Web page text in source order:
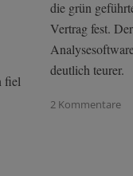
fiel
die grün
Vertrag fest.
deutlich teurer.
2 Kommentare